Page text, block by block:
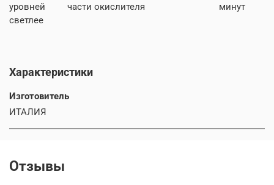
уровней
светлее
части окислителя
минут
Характеристики
Изготовитель
ИТАЛИЯ
Отзывы